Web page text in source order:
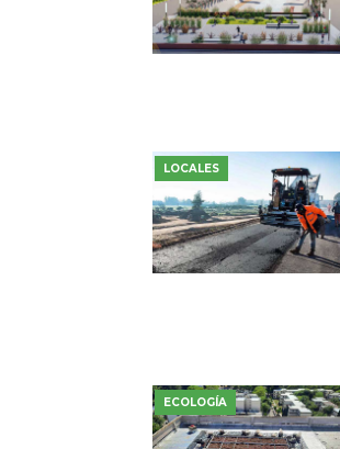
LOCALES
ECOLOGÍA